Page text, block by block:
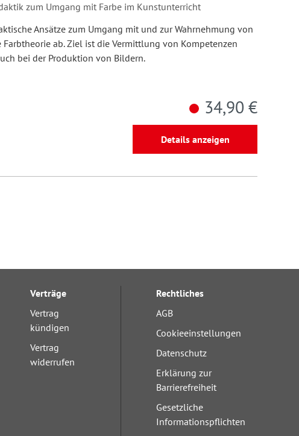
zum Umgang mit Farbe im Kunstunterricht
Ansätze zum Umgang mit und zur Wahrnehmung von
ab. Ziel ist die Vermittlung von Kompetenzen
bei der Produktion von Bildern.
34,90 €
Details anzeigen
Verträge
Vertrag
kündigen
Vertrag
widerrufen
Rechtliches
AGB
Cookieeinstellungen
Datenschutz
Erklärung zur
Barrierefreiheit
Gesetzliche
Informationspflichten